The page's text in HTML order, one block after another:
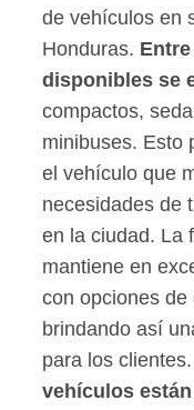
de vehículos en
Honduras.
disponibles se
compactos,
minibuses. Esto
el vehículo que
necesidades de
en la ciudad. La
mantiene en
con opciones
brindando así
para los
vehículos